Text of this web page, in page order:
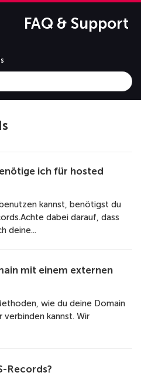
FAQ & Support
ich für hosted
kannst, benötigst du
dabei darauf, dass
deine...
mit einem externen
wie du deine Domain
kannst. Wir
Records?